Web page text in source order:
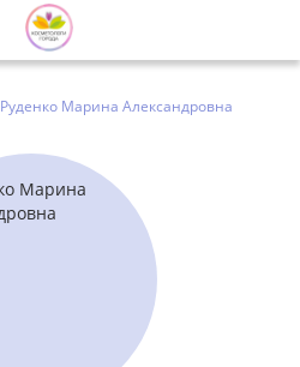
Руденко Марина Александровна